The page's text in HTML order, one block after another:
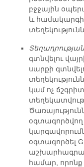
բջջային
և
գտնվելու
սարքի
կամ ոչ
օգտագործել
համար, որոնք